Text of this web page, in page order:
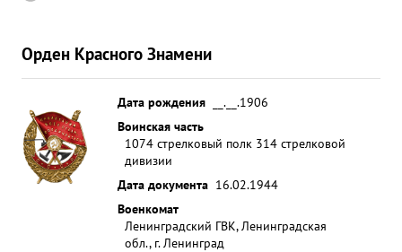
Орден Красного Знамени
Дата рождения
__.__.1906
Воинская часть
1074 стрелковый полк 314 стрелковой
дивизии
Дата документа 16.02.1944
Военкомат
Ленинградский ГВК, Ленинградская
обл., г. Ленинград